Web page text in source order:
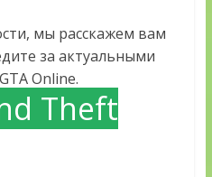
мы расскажем вам
за актуальными
Online.
Theft